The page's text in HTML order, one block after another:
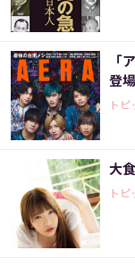
「
登場
ト
大
ト